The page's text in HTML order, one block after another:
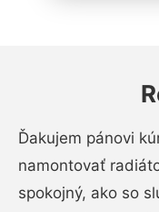
Ďakujem pánovi
namontovať
spokojný, ako so